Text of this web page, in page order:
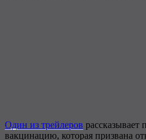
Один из трейлеров
вакцинацию, которая призвана